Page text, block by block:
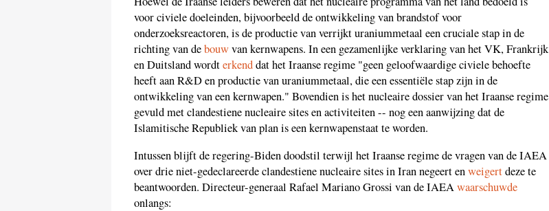
voor civiele doeleinden, bijvoorbeeld de ontwikkeling van brandstof voor
onderzoeksreactoren, is de productie van verrijkt uraniummetaal een cruciale stap in de
richting van debouwvan kernwapens. In een gezamenlijke verklaring van het VK, Frankrijk
en Duitsland wordterkenddat het Iraanse regime "geen geloofwaardige civiele behoefte
heeft aan R&D en productie van uraniummetaal, die een essentiële stap zijn in de
ontwikkeling van een kernwapen." Bovendien is het nucleaire dossier van het Iraanse regime
gevuld met clandestiene nucleaire sites en activiteiten -- nog een aanwijzing dat de
Islamitische Republiek van plan is een kernwapenstaat te worden.
Intussen blijft de regering-Biden doodstil terwijl het Iraanse regime de vragen van de IAEA
over drie niet-gedeclareerde clandestiene nucleaire sites in Iran negeert enweigertdeze te
beantwoorden. Directeur-generaal Rafael Mariano Grossi van de IAEAwaarschuwde
onlangs: